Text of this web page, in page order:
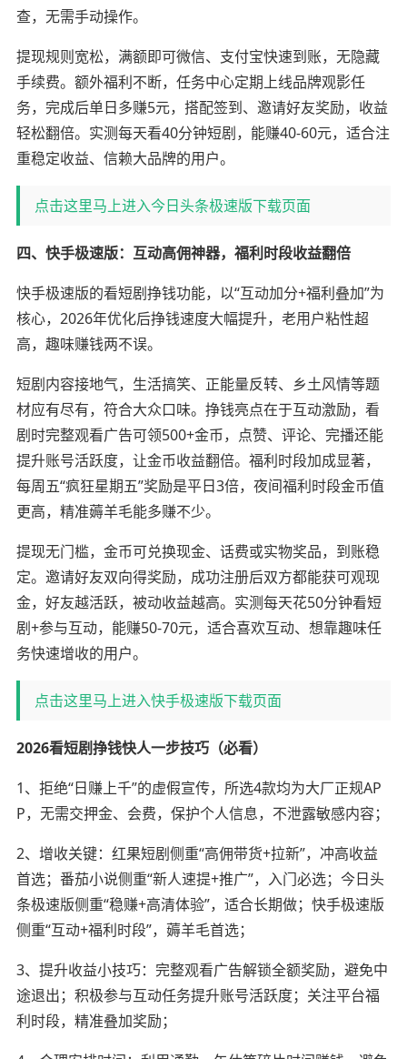
查，无需手动操作。
提现规则宽松，满额即可微信、支付宝快速到账，无隐藏
手续费。额外福利不断，任务中心定期上线品牌观影任
务，完成后单日多赚5元，搭配签到、邀请好友奖励，收益
轻松翻倍。实测每天看40分钟短剧，能赚40-60元，适合注
重稳定收益、信赖大品牌的用户。
点击这里马上进入今日头条极速版下载页面
四、快手极速版：互动高佣神器，福利时段收益翻倍
快手极速版的看短剧挣钱功能，以“互动加分+福利叠加”为
核心，2026年优化后挣钱速度大幅提升，老用户粘性超
高，趣味赚钱两不误。
短剧内容接地气，生活搞笑、正能量反转、乡土风情等题
材应有尽有，符合大众口味。挣钱亮点在于互动激励，看
剧时完整观看广告可领500+金币，点赞、评论、完播还能
提升账号活跃度，让金币收益翻倍。福利时段加成显著，
每周五“疯狂星期五”奖励是平日3倍，夜间福利时段金币值
更高，精准薅羊毛能多赚不少。
提现无门槛，金币可兑换现金、话费或实物奖品，到账稳
定。邀请好友双向得奖励，成功注册后双方都能获可观现
金，好友越活跃，被动收益越高。实测每天花50分钟看短
剧+参与互动，能赚50-70元，适合喜欢互动、想靠趣味任
务快速增收的用户。
点击这里马上进入快手极速版下载页面
2026看短剧挣钱快人一步技巧（必看）
1、拒绝“日赚上千”的虚假宣传，所选4款均为大厂正规AP
P，无需交押金、会费，保护个人信息，不泄露敏感内容；
2、增收关键：红果短剧侧重“高佣带货+拉新”，冲高收益
首选；番茄小说侧重“新人速提+推广”，入门必选；今日头
条极速版侧重“稳赚+高清体验”，适合长期做；快手极速版
侧重“互动+福利时段”，薅羊毛首选；
3、提升收益小技巧：完整观看广告解锁全额奖励，避免中
途退出；积极参与互动任务提升账号活跃度；关注平台福
利时段，精准叠加奖励；